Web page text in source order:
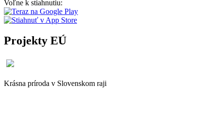
Voľne k stiahnutiu:
Projekty EÚ
Krásna príroda v Slovenskom raji